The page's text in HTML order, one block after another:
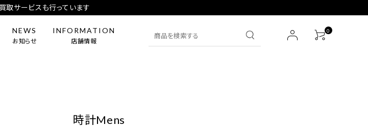
取サービスも行っています
NEWS
お知らせ
INFORMATION
店舗情報
0
時計Mens